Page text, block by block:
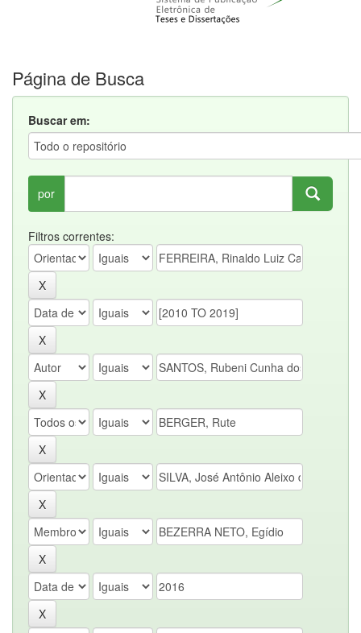
Página de Busca
Buscar em:
por
Filtros correntes: